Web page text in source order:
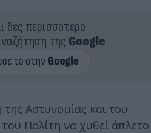
δες περισσότερο
της Google
Αστυνομίας και του
Πολίτη να χυθεί άπλετο